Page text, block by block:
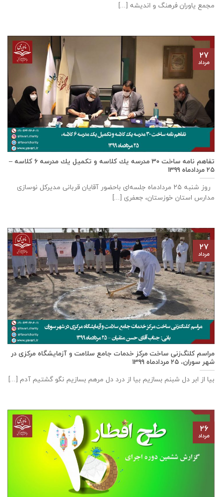
مجمع یاوران فرهنگ و اندیشه [...]
تفاهم نامه ساخت ٣٠ مدرسه يك كلاسه و تكميل يك مدرسه ٦ كلاسه –
۲۵ مردادماه ۱۳۹۹
روز شنبه ۲۵ مردادماه جلسه‌ای باحضور آقايان قربانی مديركل نوسازی
مدارس استان خوزستان، جعفری [...]
۲۷
مرداد
مراسم کلنگ‌زنی ساخت مرکز خدمات جامع سلامت و آزمایشگاه مرکزی در
شهر سوران، ۲۵ مردادماه ۱۳۹۹
بیا از ابر دل شبنم بسازیم بیا از درد دل مرهم بسازیم نگو گشتیم آدم [...]
۲۷
مرداد
۲۶
مرداد